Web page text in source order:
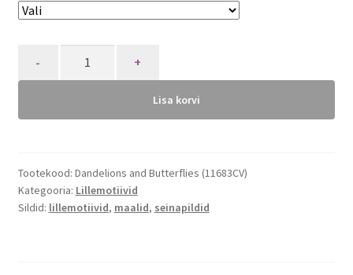
Lisa korvi
Tootekood: Dandelions and Butterflies (11683CV)
Kategooria: Lillemotiivid
Sildid: lillemotiivid, maalid, seinapildid